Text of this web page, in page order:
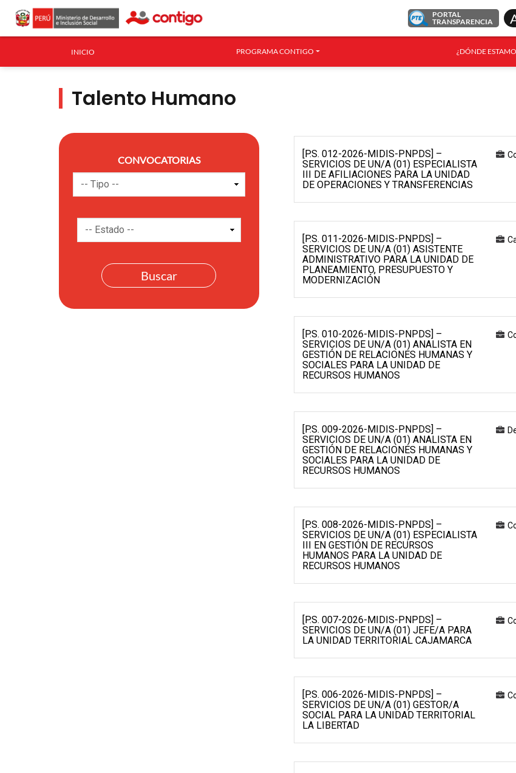
PORTAL
TRANSPARENCIA
INICIO PROGRAMA CONTIGO ¿DÓNDE
Talento Humano
CONVOCATORIAS
[P.S. 012-2026-MIDIS-PNPDS] –
SERVICIOS DE UN/A (01) ESPECIALISTA
III DE AFILIACIONES PARA LA UNIDAD
DE OPERACIONES Y TRANSFERENCIAS
[P.S. 011-2026-MIDIS-PNPDS] –
SERVICIOS DE UN/A (01) ASISTENTE
ADMINISTRATIVO PARA LA UNIDAD DE
PLANEAMIENTO, PRESUPUESTO Y
MODERNIZACIÓN
[P.S. 010-2026-MIDIS-PNPDS] –
SERVICIOS DE UN/A (01) ANALISTA EN
GESTIÓN DE RELACIONES HUMANAS Y
SOCIALES PARA LA UNIDAD DE
RECURSOS HUMANOS
[P.S. 009-2026-MIDIS-PNPDS] –
SERVICIOS DE UN/A (01) ANALISTA EN
GESTIÓN DE RELACIONES HUMANAS Y
SOCIALES PARA LA UNIDAD DE
RECURSOS HUMANOS
[P.S. 008-2026-MIDIS-PNPDS] –
SERVICIOS DE UN/A (01) ESPECIALISTA
III EN GESTIÓN DE RECURSOS
HUMANOS PARA LA UNIDAD DE
RECURSOS HUMANOS
[P.S. 007-2026-MIDIS-PNPDS] –
SERVICIOS DE UN/A (01) JEFE/A PARA
LA UNIDAD TERRITORIAL CAJAMARCA
[P.S. 006-2026-MIDIS-PNPDS] –
SERVICIOS DE UN/A (01) GESTOR/A
SOCIAL PARA LA UNIDAD TERRITORIAL
LA LIBERTAD